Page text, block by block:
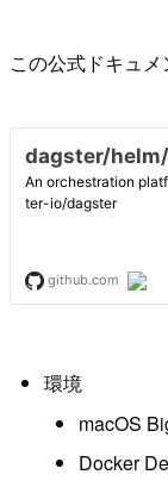
この公式ドキュ
環境
macOS
Docker